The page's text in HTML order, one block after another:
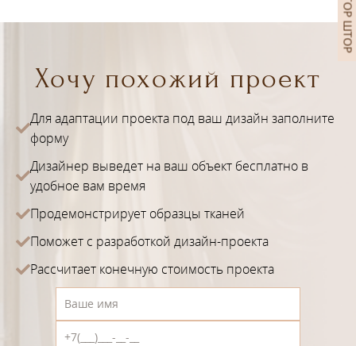
Хочу похожий проект
Для адаптации проекта под ваш дизайн заполните
форму
Дизайнер выведет на ваш объект бесплатно в
удобное вам время
Продемонстрирует образцы тканей
Поможет с разработкой дизайн-проекта
Рассчитает конечную стоимость проекта